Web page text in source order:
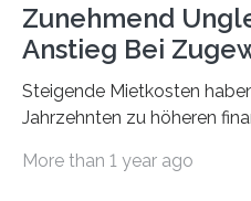
Zunehmend
Anstieg Bei
Steigende Mietkosten
Jahrzehnten zu höheren
Bundesinstitut für
More than 1 year ago